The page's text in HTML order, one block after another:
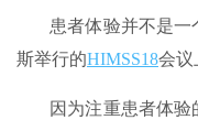
患者体验并不是
斯举行的HIMSS18会议
因为注重患者体